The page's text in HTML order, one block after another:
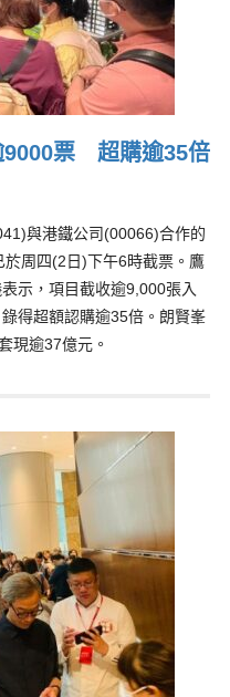
9000票 超購逾35倍
與港鐵公司(00066)合作的
周四(2日)下午6時截票。鷹
示，項目截收逾9,000張入
得超額認購逾35倍。朗賢峯
現逾37億元。